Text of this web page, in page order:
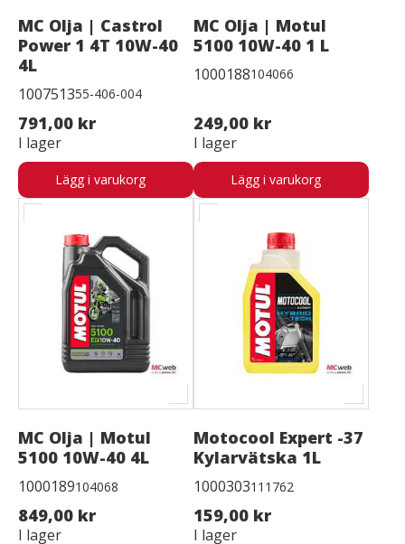
MC Olja | Castrol
Power 1 4T 10W-40
4L
100751355-406-004
791,00 kr
I lager
Lägg i varukorg
MC Olja | Motul
5100 10W-40 1 L
1000188104066
249,00 kr
I lager
Lägg i varukorg
MC Olja | Motul
5100 10W-40 4L
1000189104068
849,00 kr
I lager
Motocool Expert -37
Kylarvätska 1L
1000303111762
159,00 kr
I lager